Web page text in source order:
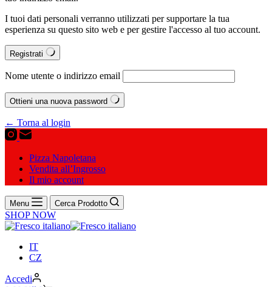
I tuoi dati personali verranno utilizzati per supportare la tua
esperienza su questo sito web e per gestire l'accesso al tuo account.
Registrati
Nome utente o indirizzo email
Ottieni una nuova password
← Torna al login
Pizza Napoletana
Vendita all’Ingrosso
Il mio account
Menu Cerca Prodotto
SHOP NOW
IT
CZ
Accedi